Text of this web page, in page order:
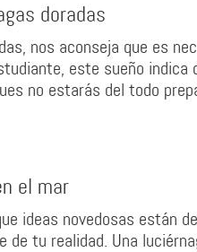
doradas
nos aconseja que es
este sueño indica
no estarás del todo
el mar
ideas novedosas están
tu realidad. Una